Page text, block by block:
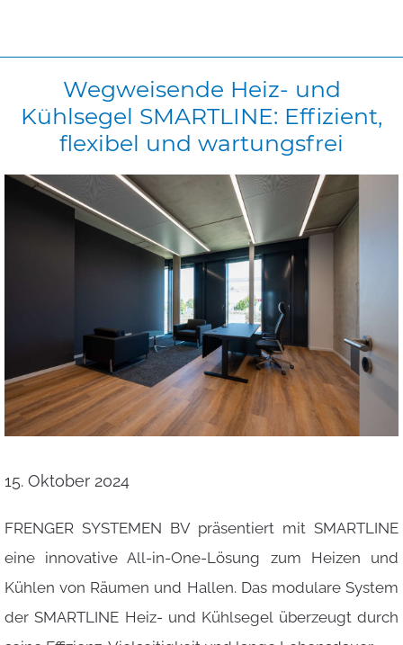
Wegweisende Heiz- und
Kühlsegel SMARTLINE: Effizient,
flexibel und wartungsfrei
15. Oktober 2024
FRENGER SYSTEMEN BV präsentiert mit SMARTLINE
eine innovative All-in-One-Lösung zum Heizen und
Kühlen von Räumen und Hallen. Das modulare System
der SMARTLINE Heiz- und Kühlsegel überzeugt durch